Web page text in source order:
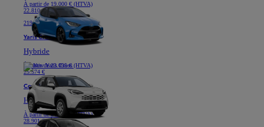
À partir de 19.000 € (HTVA)
22.810 €
219 € /mois (HTVA) *
Yaris Cross
Hybride
À partir de23.095 € (HTVA)
25.574 €
Corolla Hatchback
Hybride
À partir de24.785 € (HTVA)
28.901 €